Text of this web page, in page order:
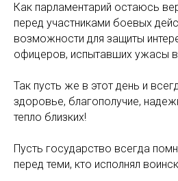
Как парламентарий остаюсь
перед участниками боевых
возможности для защиты
офицеров, испытавших ужасы
Так пусть же в этот день и
здоровье, благополучие,
тепло близких!
Пусть государство всегда
перед теми, кто исполнял